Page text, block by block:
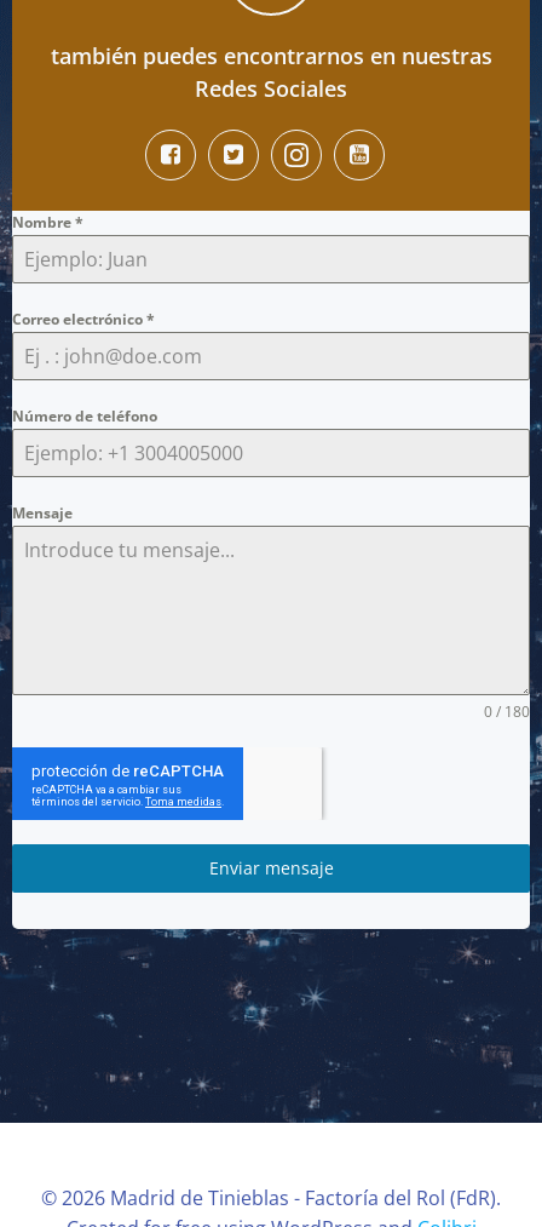
también puedes encontrarnos en nuestras
Redes Sociales
Nombre*
Correo electrónico*
Número de teléfono
Mensaje
0 / 180
Enviar mensaje
© 2026 Madrid de Tinieblas - Factoría del Rol (FdR).